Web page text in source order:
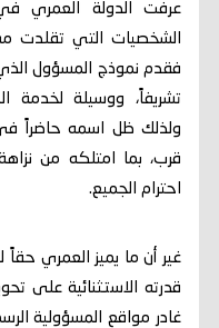
عرفت الدولة العمري
الشخصيات التي تقلدت
فقدم نموذج المسؤول الذي
تشريفاً، ووسيلة لخدمة
ولذلك ظل اسمه حاضراً
قرب، بما امتلكه من
احترام الجميع.
غير أن ما يميز العمري
قدرته الاستثنائية على
غادر مواقع المسؤولية